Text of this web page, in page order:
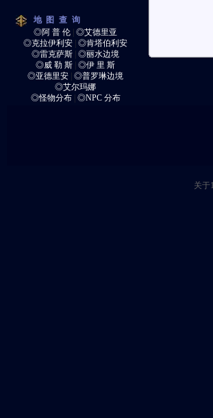
地图查询
◎阿 普 伦 |◎艾德里亚
◎克拉伊利安 |◎肯塔伯利安
◎雷克萨斯 |◎丽水边境
◎威 勒 斯 |◎伊 里 斯
◎亚德里安 |◎普罗琳边境
◎艾尔玛娜
◎怪物分布 ◎NPC 分布
关于